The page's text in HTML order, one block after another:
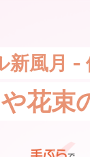
新風月 -
花束